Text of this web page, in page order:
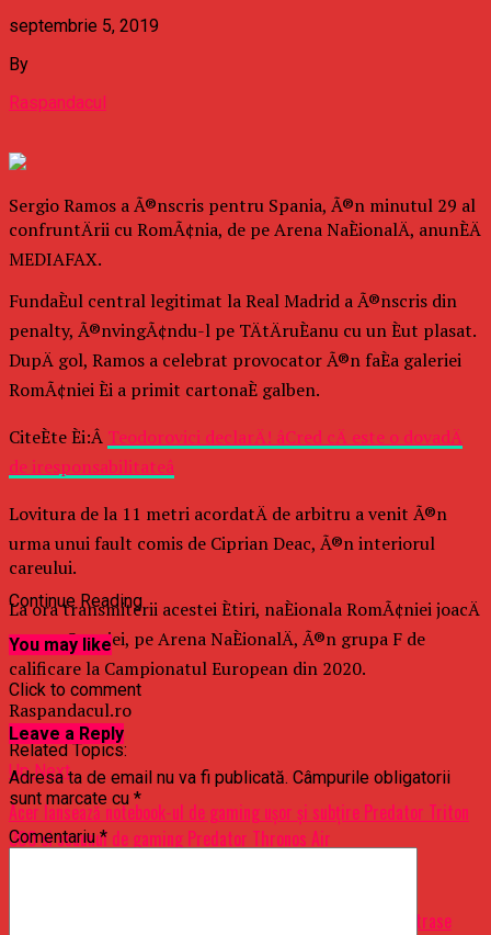
septembrie 5, 2019
By
Raspandacul
Sergio Ramos a Ã®nscris pentru Spania, Ã®n minutul 29 al
confruntÄrii cu RomÃ¢nia, de pe Arena NaÈionalÄ, anunÈÄ
MEDIAFAX.
FundaÈul central legitimat la Real Madrid a Ã®nscris din
penalty, Ã®nvingÃ¢ndu-l pe TÄtÄruÈanu cu un Èut plasat.
DupÄ gol, Ramos a celebrat provocator Ã®n faÈa galeriei
RomÃ¢niei Èi a primit cartonaÈ galben.
CiteÈte Èi:Â Teodorovici declarÄ! âCred cÄ este o dovadÄ
de iresponsabilitateâ
Lovitura de la 11 metri acordatÄ de arbitru a venit Ã®n
urma unui fault comis de Ciprian Deac, Ã®n interiorul
careului.
La ora transmiterii acestei Ètiri, naÈionala RomÃ¢niei joacÄ
contra Spaniei, pe Arena NaÈionalÄ, Ã®n grupa F de
calificare la Campionatul European din 2020.
Raspandacul.ro
Related Topics:
Up Next
Acer lansează notebook-ul de gaming ușor și subțire Predator Triton
300 și scaunul de gaming Predator Thronos Air
REZULTATE LOTO, duminică, 5 septembrie 2019: Numerele extrase
Continue Reading
You may like
Click to comment
Leave a Reply
Adresa ta de email nu va fi publicată. Câmpurile obligatorii
sunt marcate cu *
Comentariu*